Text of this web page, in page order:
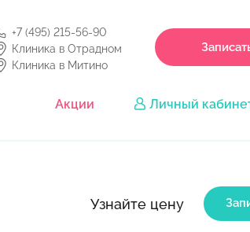
+7 (495) 215-56-90
Клиника в Отрадном
Клиника в Митино
Акции Личный
Узнайте цену